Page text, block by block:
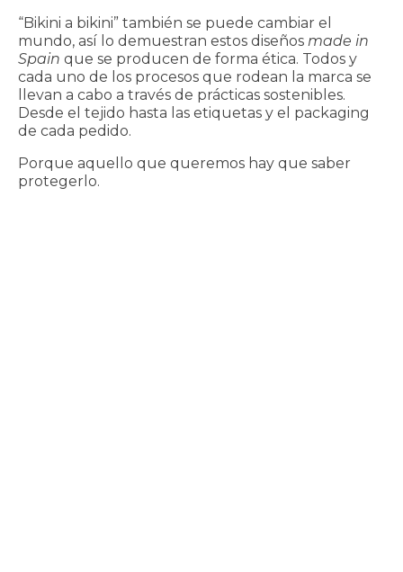
“Bikini a bikini” también se puede cambiar el
mundo, así lo demuestran estos diseños made in
Spain que se producen de forma ética. Todos y
cada uno de los procesos que rodean la marca se
llevan a cabo a través de prácticas sostenibles.
Desde el tejido hasta las etiquetas y el packaging
de cada pedido.
Porque aquello que queremos hay que saber
protegerlo.